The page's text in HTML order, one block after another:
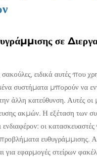
σε
ειδικά αυτές που
συστήματα μπορούν να
άλλη κατεύθυνση. Αυτές
ακμών. Η εξέταση των
ενδιαφέρον: οι
ευθυγράμμισης.
για εφαρμογές στείρων